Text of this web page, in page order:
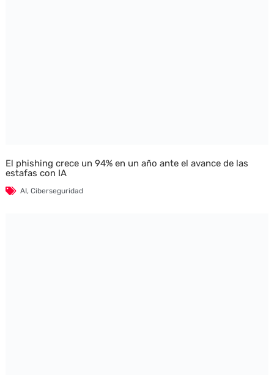
El phishing crece un 94% en un año ante el avance de las
estafas con IA
AI, Ciberseguridad